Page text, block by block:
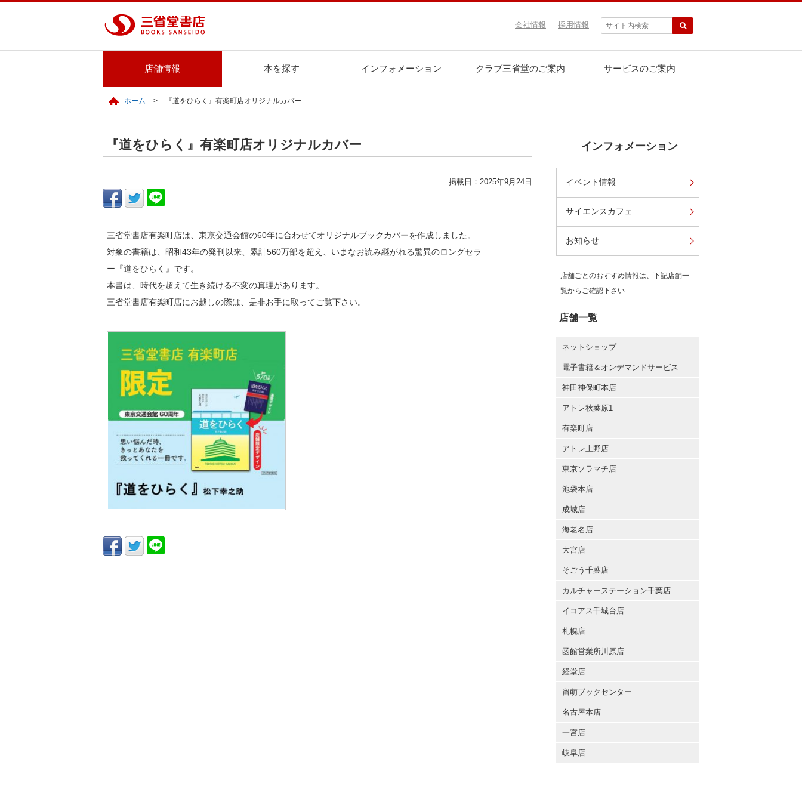
採用情報
会社情報
店舗情報 本を探す インフォメーション クラブ三省堂のご案内 サービスのご案内
ホーム 『道をひらく』有楽町店オリジナルカバー
『道をひらく』有楽町店オリジナルカバー
掲載日：2025年9月24日
三省堂書店有楽町店は、東京交通会館の60年に合わせてオリジナルブックカバーを作成しました。
対象の書籍は、昭和43年の発刊以来、累計560万部を超え、いまなお読み継がれる驚異のロングセラ
ー『道をひらく』です。
本書は、時代を超えて生き続ける不変の真理があります。
三省堂書店有楽町店にお越しの際は、是非お手に取ってご覧下さい。
インフォメーション
イベント情報
サイエンスカフェ
お知らせ
店舗ごとのおすすめ情報は、下記店舗一
覧からご確認下さい
店舗一覧
ネットショップ
電子書籍＆オンデマンドサービス
神田神保町本店
アトレ秋葉原1
有楽町店
アトレ上野店
東京ソラマチ店
池袋本店
成城店
海老名店
大宮店
そごう千葉店
カルチャーステーション千葉店
イコアス千城台店
札幌店
函館営業所川原店
経堂店
留萌ブックセンター
名古屋本店
一宮店
岐阜店